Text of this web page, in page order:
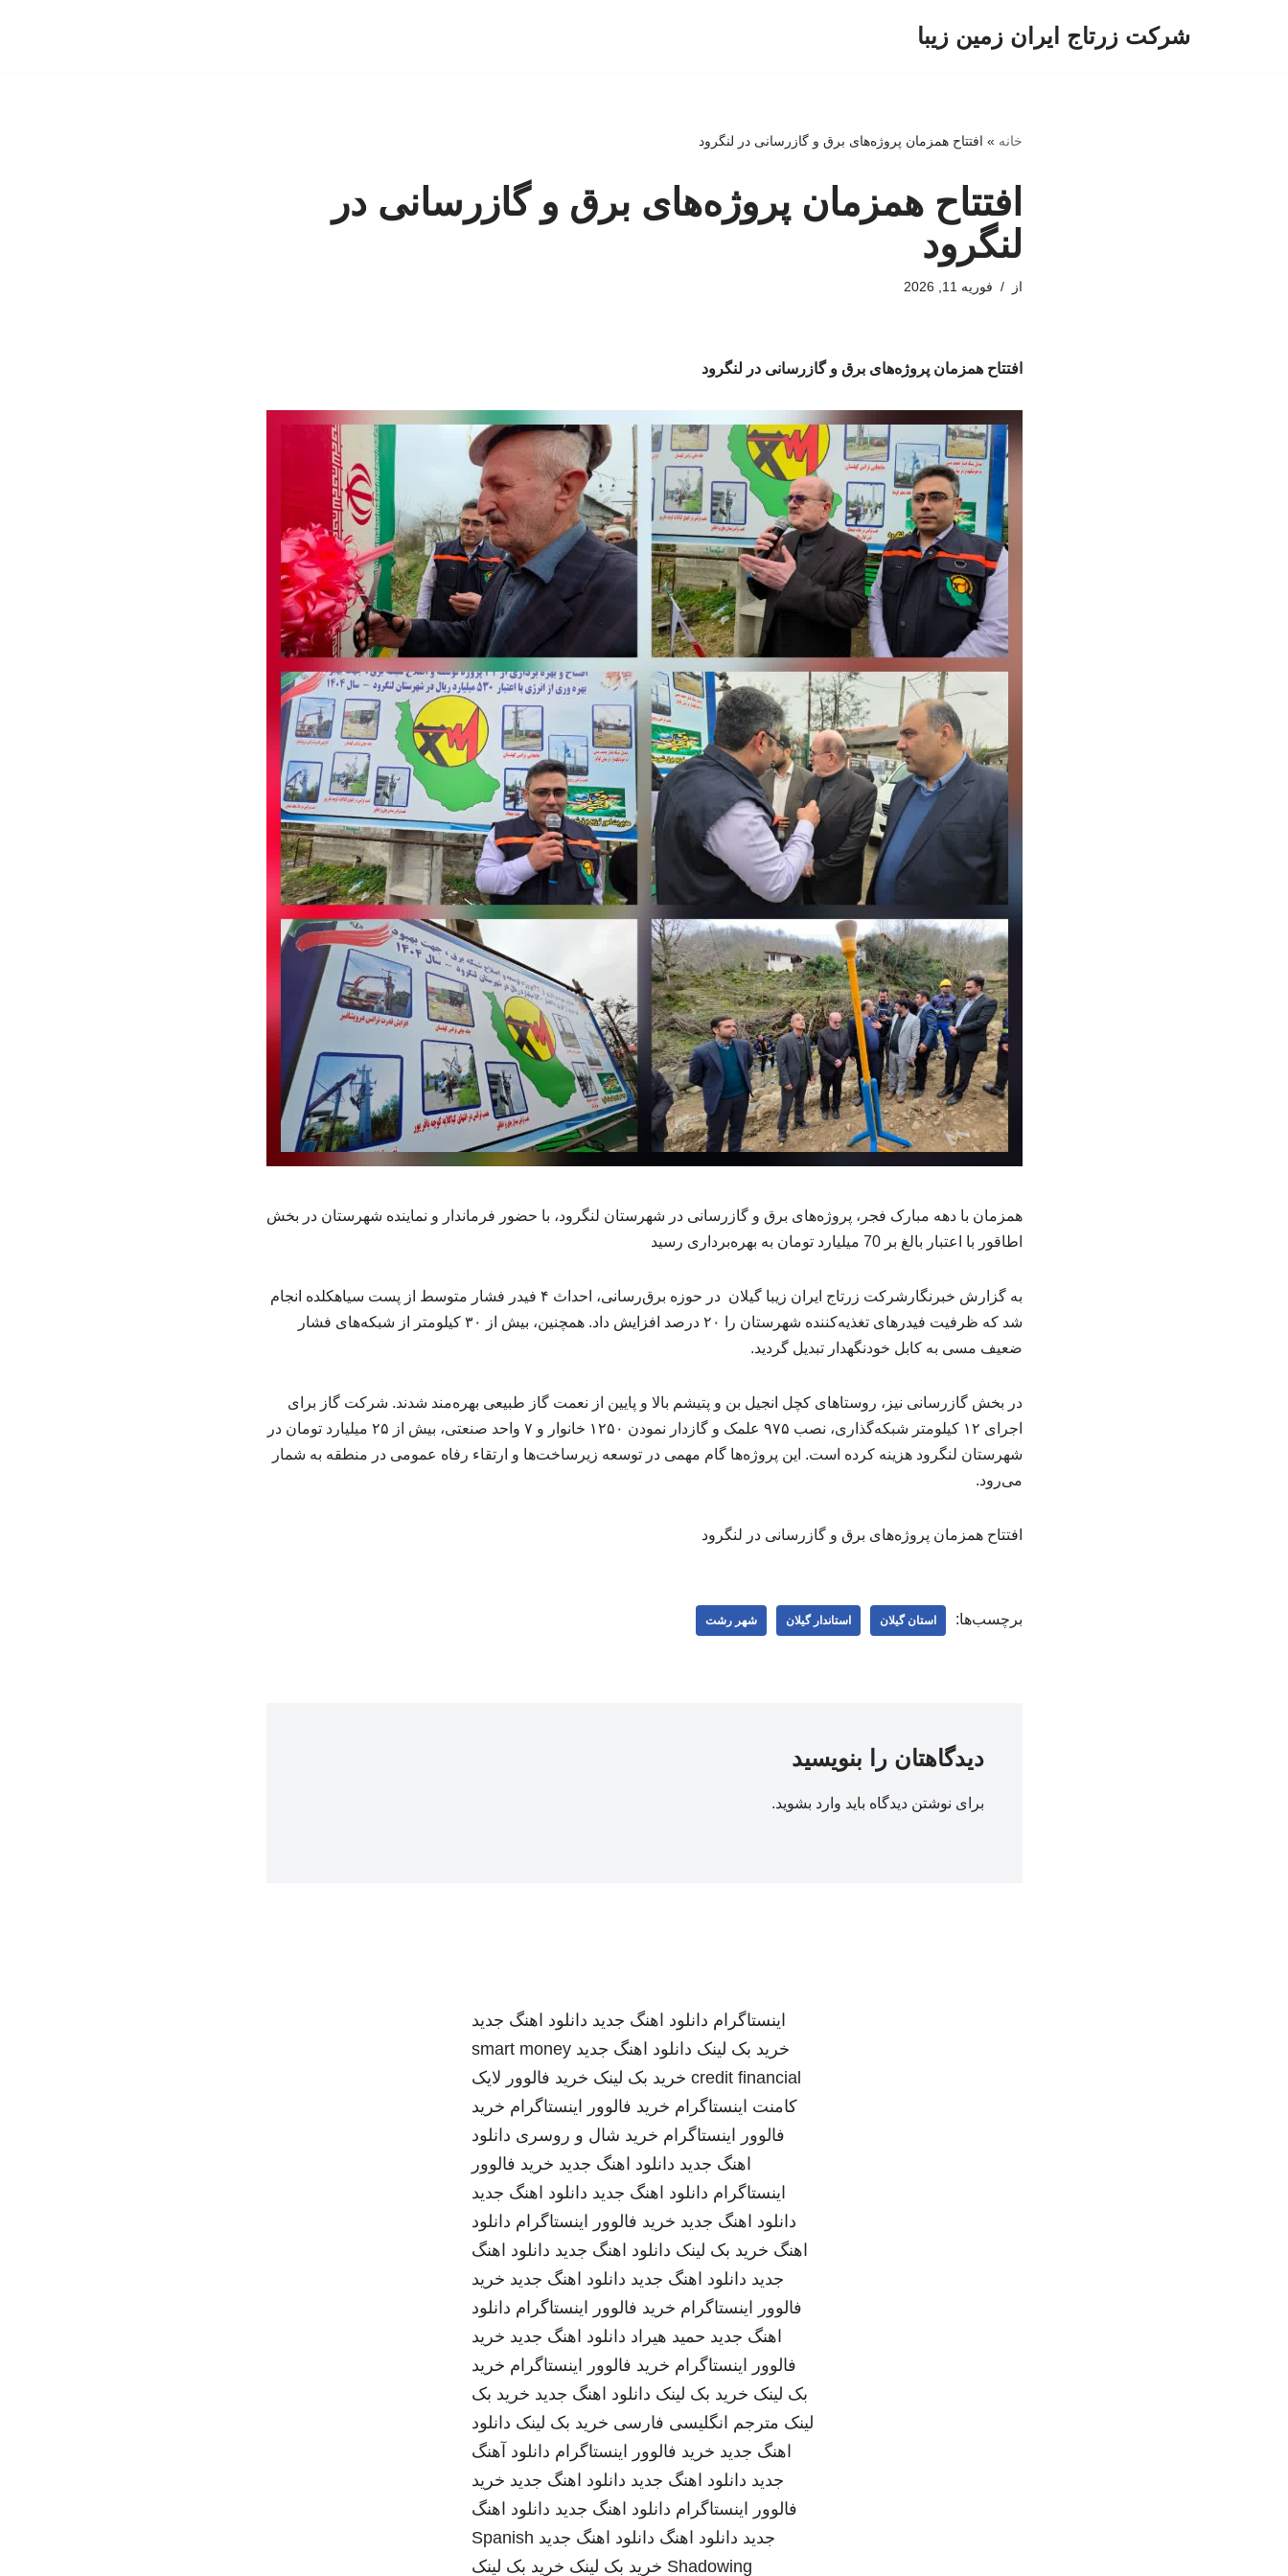
شرکت زرتاج ایران زمین زیبا
خانه » افتتاح همزمان پروژه‌های برق و گازرسانی در لنگرود
افتتاح همزمان پروژه‌های برق و گازرسانی در
لنگرود
از فوریه 11, 2026
افتتاح همزمان پروژه‌های برق و گازرسانی در لنگرود
‌همزمان با دهه مبارک فجر، پروژه‌های برق و گازرسانی در شهرستان لنگرود، با حضور فرماندار و نماینده شهرستان در بخش
اطاقور با اعتبار بالغ بر 70 میلیارد تومان به بهره‌برداری رسید
به گزارش خبرنگارشرکت زرتاج ایران زیبا گیلان ‌ در حوزه برق‌رسانی، احداث ۴ فیدر فشار متوسط از پست سیاهکلده انجام
شد که ظرفیت فیدرهای تغذیه‌کننده شهرستان را ۲۰ درصد افزایش داد. همچنین، بیش از ۳۰ کیلومتر از شبکه‌های فشار
ضعیف مسی به کابل خودنگهدار تبدیل گردید.
در بخش گازرسانی نیز، روستاهای کچل انجیل بن و پتیشم بالا و پایین از نعمت گاز طبیعی بهره‌مند شدند. شرکت گاز برای
اجرای ۱۲ کیلومتر شبکه‌گذاری، نصب ۹۷۵ علمک و گازدار نمودن ۱۲۵۰ خانوار و ۷ واحد صنعتی، بیش از ۲۵ میلیارد تومان در
شهرستان لنگرود هزینه کرده است. این پروژه‌ها گام مهمی در توسعه زیرساخت‌ها و ارتقاء رفاه عمومی در منطقه به شمار
می‌رود.
افتتاح همزمان پروژه‌های برق و گازرسانی در لنگرود
برچسب‌ها: استان گیلان استاندار گیلان شهر رشت
دیدگاهتان را بنویسید
برای نوشتن دیدگاه باید وارد بشوید.
اینستاگرام دانلود اهنگ جدید دانلود اهنگ جدید
خرید بک لینک دانلود اهنگ جدید smart money
credit financial خرید بک لینک خرید فالوور لایک
کامنت اینستاگرام خرید فالوور اینستاگرام خرید
فالوور اینستاگرام خرید شال و روسری دانلود
اهنگ جدید دانلود اهنگ جدید خرید فالوور
اینستاگرام دانلود اهنگ جدید دانلود اهنگ جدید
دانلود اهنگ جدید خرید فالوور اینستاگرام دانلود
اهنگ خرید بک لینک دانلود اهنگ جدید دانلود اهنگ
جدید دانلود اهنگ جدید دانلود اهنگ جدید خرید
فالوور اینستاگرام خرید فالوور اینستاگرام دانلود
اهنگ جدید حمید هیراد دانلود اهنگ جدید خرید
فالوور اینستاگرام خرید فالوور اینستاگرام خرید
بک لینک خرید بک لینک دانلود اهنگ جدید خرید بک
لینک مترجم انگلیسی فارسی خرید بک لینک دانلود
اهنگ جدید خرید فالوور اینستاگرام دانلود آهنگ
جدید دانلود اهنگ جدید دانلود اهنگ جدید خرید
فالوور اینستاگرام دانلود اهنگ جدید دانلود اهنگ
جدید دانلود اهنگ دانلود اهنگ جدید Spanish
Shadowing خرید بک لینک خرید بک لینک